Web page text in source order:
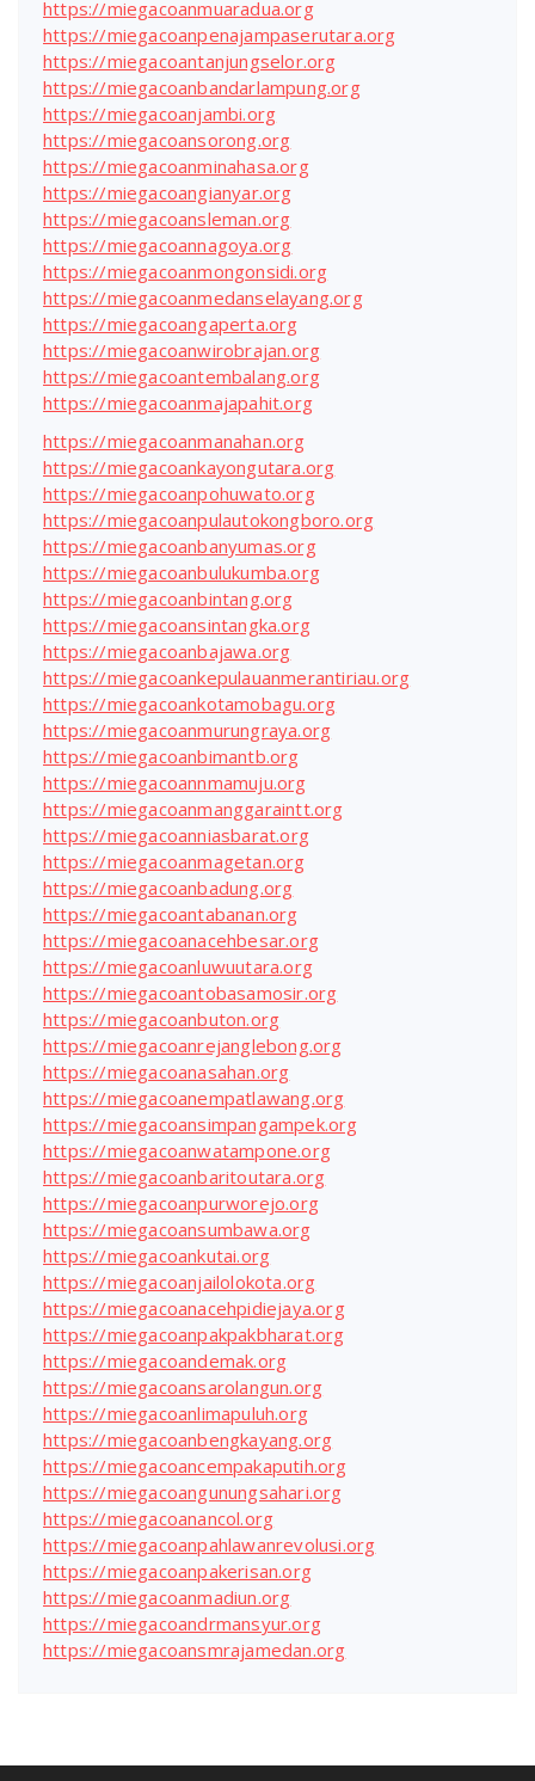
https://miegacoanmuaradua.org
https://miegacoanpenajampaserutara.org
https://miegacoantanjungselor.org
https://miegacoanbandarlampung.org
https://miegacoanjambi.org
https://miegacoansorong.org
https://miegacoanminahasa.org
https://miegacoangianyar.org
https://miegacoansleman.org
https://miegacoannagoya.org
https://miegacoanmongonsidi.org
https://miegacoanmedanselayang.org
https://miegacoangaperta.org
https://miegacoanwirobrajan.org
https://miegacoantembalang.org
https://miegacoanmajapahit.org
https://miegacoanmanahan.org
https://miegacoankayongutara.org
https://miegacoanpohuwato.org
https://miegacoanpulautokongboro.org
https://miegacoanbanyumas.org
https://miegacoanbulukumba.org
https://miegacoanbintang.org
https://miegacoansintangka.org
https://miegacoanbajawa.org
https://miegacoankepulauanmerantiriau.org
https://miegacoankotamobagu.org
https://miegacoanmurungraya.org
https://miegacoanbimantb.org
https://miegacoannmamuju.org
https://miegacoanmanggaraintt.org
https://miegacoanniasbarat.org
https://miegacoanmagetan.org
https://miegacoanbadung.org
https://miegacoantabanan.org
https://miegacoanacehbesar.org
https://miegacoanluwuutara.org
https://miegacoantobasamosir.org
https://miegacoanbuton.org
https://miegacoanrejanglebong.org
https://miegacoanasahan.org
https://miegacoanempatlawang.org
https://miegacoansimpangampek.org
https://miegacoanwatampone.org
https://miegacoanbaritoutara.org
https://miegacoanpurworejo.org
https://miegacoansumbawa.org
https://miegacoankutai.org
https://miegacoanjailolokota.org
https://miegacoanacehpidiejaya.org
https://miegacoanpakpakbharat.org
https://miegacoandemak.org
https://miegacoansarolangun.org
https://miegacoanlimapuluh.org
https://miegacoanbengkayang.org
https://miegacoancempakaputih.org
https://miegacoangunungsahari.org
https://miegacoanancol.org
https://miegacoanpahlawanrevolusi.org
https://miegacoanpakerisan.org
https://miegacoanmadiun.org
https://miegacoandrmansyur.org
https://miegacoansmrajamedan.org